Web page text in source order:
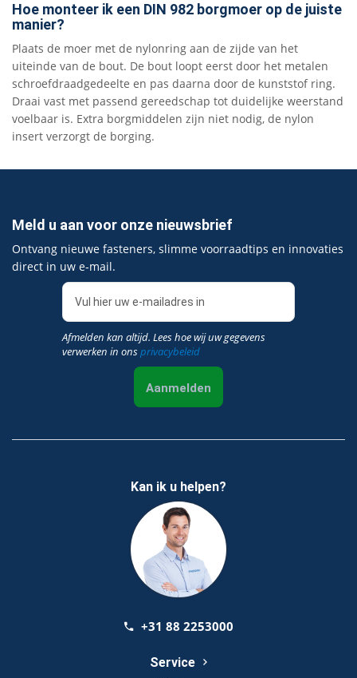
Hoe monteer ik een DIN 982 borgmoer op de juiste
manier?
Plaats de moer met de nylonring aan de zijde van het
uiteinde van de bout. De bout loopt eerst door het metalen
schroefdraadgedeelte en pas daarna door de kunststof ring.
Draai vast met passend gereedschap tot duidelijke weerstand
voelbaar is. Extra borgmiddelen zijn niet nodig, de nylon
insert verzorgt de borging.
Meld u aan voor onze nieuwsbrief
Ontvang nieuwe fasteners, slimme voorraadtips en innovaties
direct in uw e‑mail.
Afmelden kan altijd. Lees hoe wij uw gegevens
verwerken in onsprivacybeleid
Aanmelden
Kan ik u helpen?
+31 88 2253000
Service